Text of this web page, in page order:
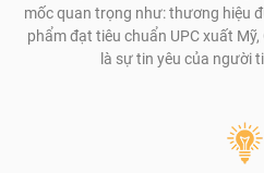
mốc quan trọng như: thương hiệu
phẩm đạt tiêu chuẩn UPC xuất
là sự tin yêu của người